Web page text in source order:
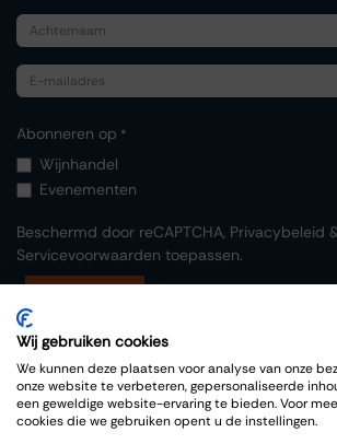
Abonneren op *
Wijnhandel
Evenementen
Beschermd door reCAPTCHA, Privacybeleid
Servicevoorwaarden toepassen.
Wij gebruiken cookies
We kunnen deze plaatsen voor analyse van onze
onze website te verbeteren, gepersonaliseerde
een geweldige website-ervaring te bieden. Voor
cookies die we gebruiken opent u de instellingen.